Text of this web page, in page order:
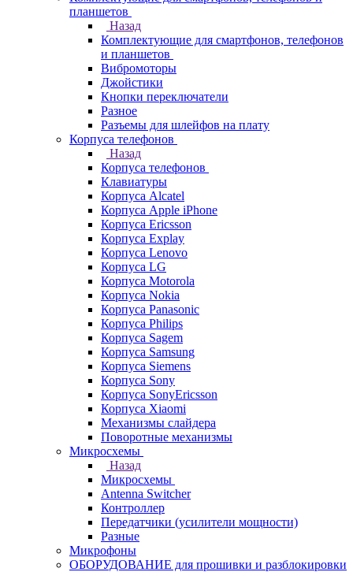
планшетов
Назад
Комплектующие для смартфонов, телефонов
и планшетов
Вибромоторы
Джойстики
Кнопки переключатели
Разное
Разъемы для шлейфов на плату
Корпуса телефонов
Назад
Корпуса телефонов
Клавиатуры
Корпуса Alcatel
Корпуса Apple iPhone
Корпуса Ericsson
Корпуса Explay
Корпуса Lenovo
Корпуса LG
Корпуса Motorola
Корпуса Nokia
Корпуса Panasonic
Корпуса Philips
Корпуса Sagem
Корпуса Samsung
Корпуса Siemens
Корпуса Sony
Корпуса SonyEricsson
Корпуса Xiaomi
Механизмы слайдера
Поворотные механизмы
Микросхемы
Назад
Микросхемы
Antenna Switcher
Контроллер
Передатчики (усилители мощности)
Разные
Микрофоны
ОБОРУДОВАНИЕ для прошивки и разблокировки